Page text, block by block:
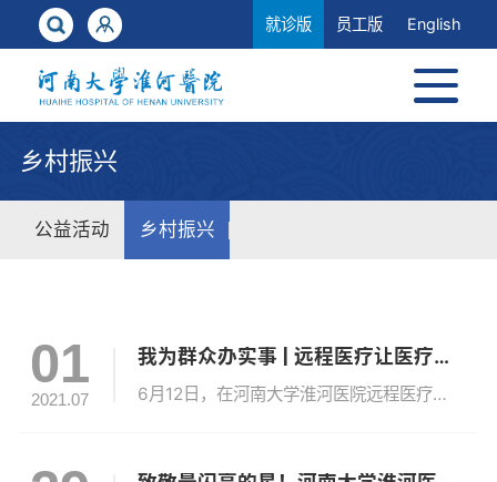
就诊版 员工版 English
乡村振兴
公益活动 乡村振兴
01
2021.07
我为群众办实事 | 远程医疗让医疗更及时、更温暖
6月12日，在河南大学淮河医院远程医疗中心，郭龙飞正在与上海知名儿科专家连线，一场开封与上海的远程会诊正在进行。郭龙飞是一名青年画家，他6岁的儿子患有难治性癫痫，为了筹钱为儿治病，他有了“一万把扇子的梦想”并且迅速在社会上引发如潮爱心，每天晚上都有很多好心人排队买他的扇子。从开封市委市政府到相关职能部门、医院，纷纷...